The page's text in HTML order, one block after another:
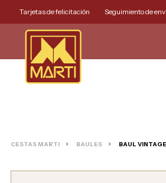
Tarjetas de felicitación Seguimiento de
CESTAS MARTI BAULES BAUL VINTAGE